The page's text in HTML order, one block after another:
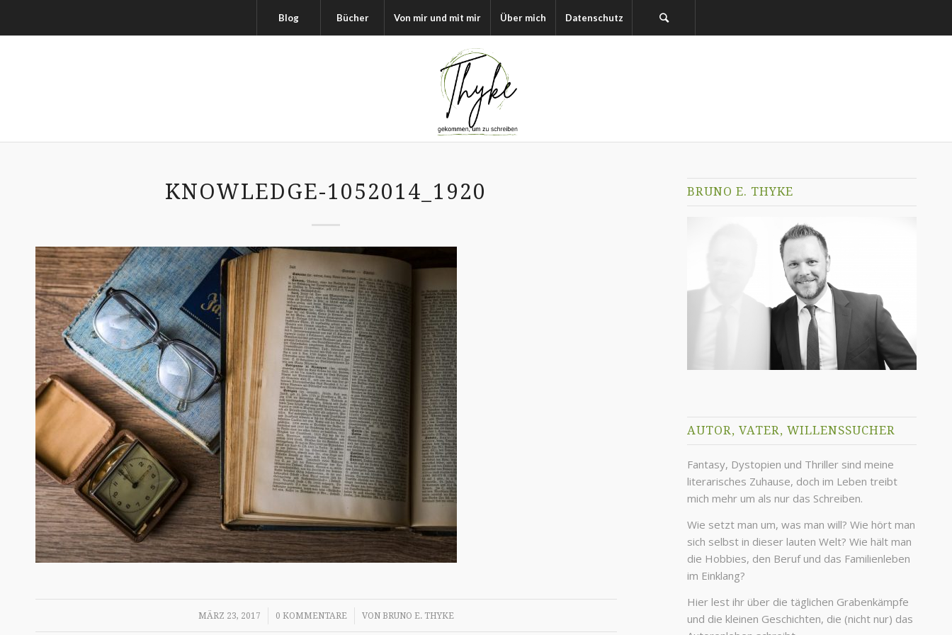
Blog Bücher Von mir und mit mir Über mich Datenschutz
KNOWLEDGE-1052014_1920
MÄRZ 23, 2017
/ 0 KOMMENTARE
/ VON BRUNO E. THYKE
BRUNO E. THYKE
AUTOR, VATER, WILLENSSUCHER
Fantasy, Dystopien und Thriller sind meine
literarisches Zuhause, doch im Leben treibt
mich mehr um als nur das Schreiben.
Wie setzt man um, was man will? Wie hört man
sich selbst in dieser lauten Welt? Wie hält man
die Hobbies, den Beruf und das Familienleben
im Einklang?
Hier lest ihr über die täglichen Grabenkämpfe
und die kleinen Geschichten, die (nicht nur) das